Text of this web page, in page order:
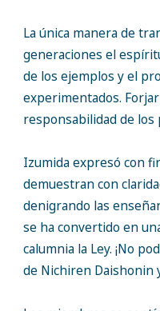
La única manera de
generaciones el
de los ejemplos y el
experimentados.
responsabilidad de los
Izumida expresó con
demuestran con
denigrando las
se ha convertido en
calumnia la Ley. ¡No
de Nichiren Daishonin